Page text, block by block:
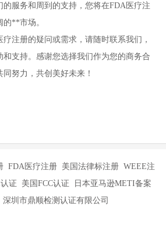
的服务和周到的支持，您将在FDA医疗注
**市场。
注册的疑问或需求，请随时联系我们，
支持。感谢您选择我们作为您的商务合
努力，共创美好未来！
FDA医疗注册 美国法律标注册 WEEE注
证 美国FCC认证 日本亚马逊METI备案
深圳市鼎顺检测认证有限公司